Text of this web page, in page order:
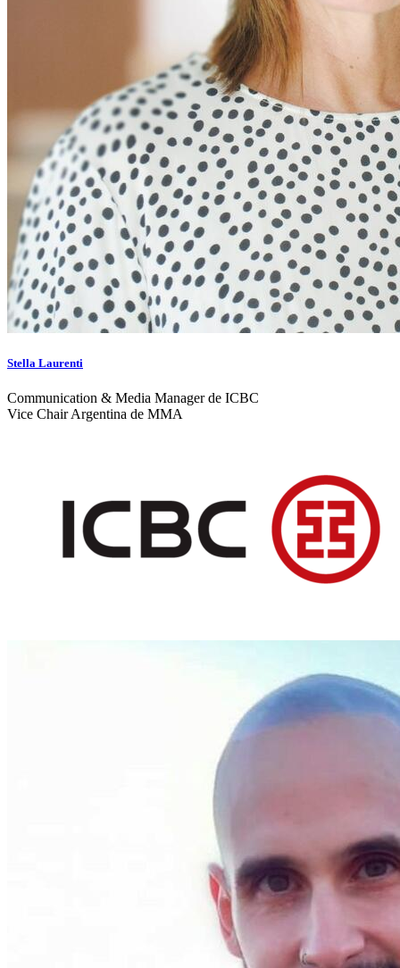
Stella Laurenti
Communication & Media Manager de ICBC
Vice Chair Argentina de MMA